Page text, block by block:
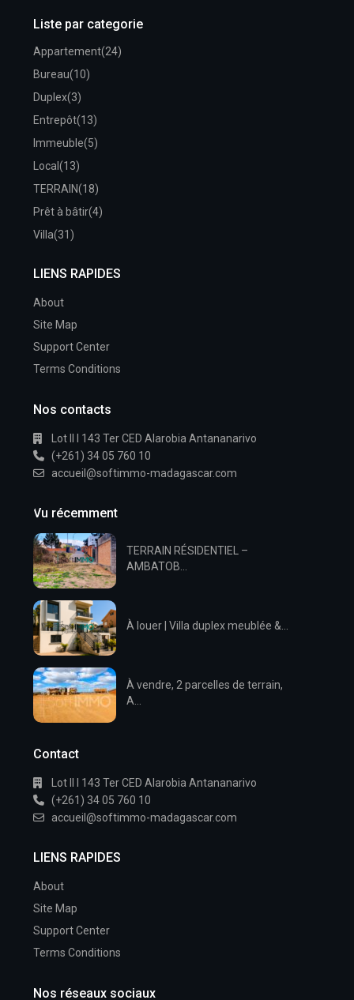
Liste par categorie
Appartement(24)
Bureau(10)
Duplex(3)
Entrepôt(13)
Immeuble(5)
Local (13)
TERRAIN(18)
Prêt à bâtir(4)
Villa(31)
LIENS RAPIDES
About
Site Map
Support Center
Terms Conditions
Nos contacts
Lot II I 143 Ter CED Alarobia Antananarivo
(+261) 34 05 760 10
accueil@softimmo-madagascar.com
Vu récemment
TERRAIN RÉSIDENTIEL –
AMBATOB...
À louer | Villa duplex meublée &...
À vendre, 2 parcelles de terrain,
A...
Contact
Lot II I 143 Ter CED Alarobia Antananarivo
(+261) 34 05 760 10
accueil@softimmo-madagascar.com
LIENS RAPIDES
About
Site Map
Support Center
Terms Conditions
Nos réseaux sociaux